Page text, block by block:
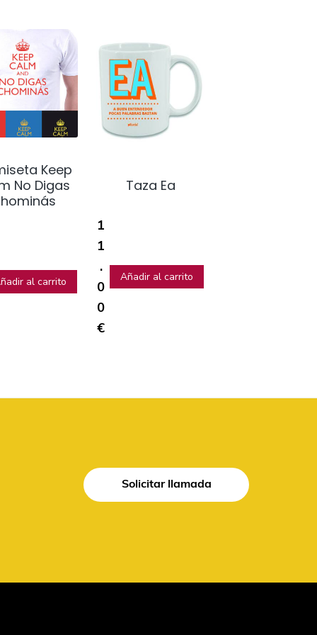
Keep
No Digas
al carrito
Taza Ea
1
1
.
0
0
€
Añadir al carrito
Solicitar llamada